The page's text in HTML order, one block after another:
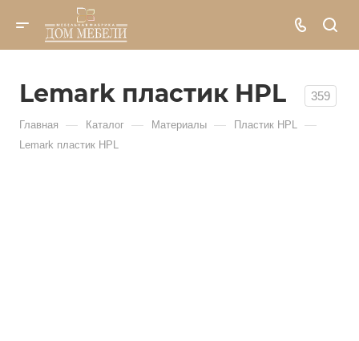
Lemark пластик HPL 359
Главная — Каталог — Материалы — Пластик HPL —
Lemark пластик HPL